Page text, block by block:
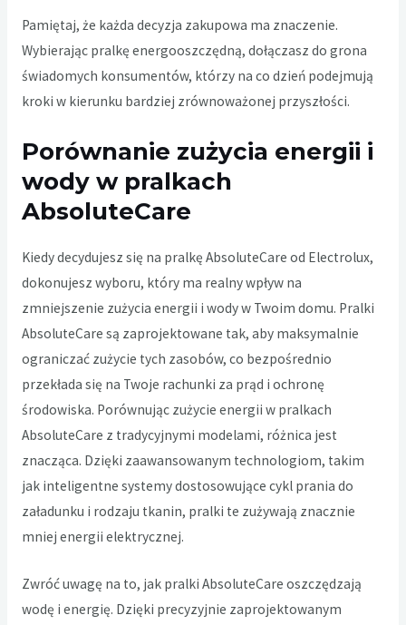
Pamiętaj, że każda decyzja zakupowa ma znaczenie.
Wybierając pralkę energooszczędną, dołączasz do grona
świadomych konsumentów, którzy na co dzień podejmują
kroki w kierunku bardziej zrównoważonej przyszłości.
Porównanie zużycia energii i
wody w pralkach
AbsoluteCare
Kiedy decydujesz się na pralkę AbsoluteCare od Electrolux,
dokonujesz wyboru, który ma realny wpływ na
zmniejszenie zużycia energii i wody w Twoim domu. Pralki
AbsoluteCare są zaprojektowane tak, aby maksymalnie
ograniczać zużycie tych zasobów, co bezpośrednio
przekłada się na Twoje rachunki za prąd i ochronę
środowiska. Porównując zużycie energii w pralkach
AbsoluteCare z tradycyjnymi modelami, różnica jest
znacząca. Dzięki zaawansowanym technologiom, takim
jak inteligentne systemy dostosowujące cykl prania do
załadunku i rodzaju tkanin, pralki te zużywają znacznie
mniej energii elektrycznej.
Zwróć uwagę na to, jak pralki AbsoluteCare oszczędzają
wodę i energię. Dzięki precyzyjnie zaprojektowanym